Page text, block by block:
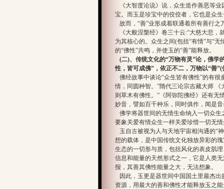
《大智度论说》说，众生造作善恶等
宝。而玉是珍宝中的佼佼者，它也是众
故而，“善”业形成着联通着所有善行之
《大般涅槃经》卷三十云:“大慈大悲，
为其核心的。众生之间(包括“有情”与“
的“佛性”共鸣，并使玉的“善”能释放。
(二)、传统文化的“万物有灵”论，佛学
性，皆可成佛”，依正不二，万物以“善
佛经故事中谈论“众生皆有佛性”的有很
情，同圆种智。”隋代三论宗吉藏大师
则草木有佛性。”《阿弥陀佛经》还有无
妙音，譬如百千种乐，同时俱作，闻是
佛学将器世间的无情生命纳入一切众
要象关爱有情众生一样关爱珍惜一切无
玉自古被视为人与天地宇宙相沟通的“
想的载体，是中国传统文化独放异彩的
生态的一切形与质，包括风化的表皮肌
信息和能量的天然形式之一，它是人类
报，其善其佛性能量之大，无法想象。
因此，玉更是器世间中国国土里最杰出
资源，用最大的善和佛性才能释放玉之